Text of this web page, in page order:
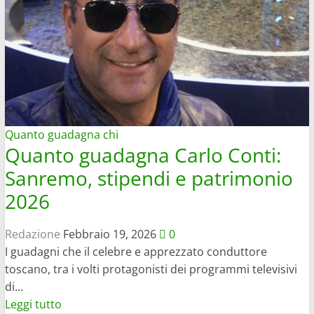
il
lavoro
da
remoto
e
quanto
si
guadagna
davvero
2026
Quanto guadagna chi
Quanto guadagna Carlo Conti:
Sanremo, stipendi e patrimonio
2026
Redazione Febbraio 19, 2026
0
I guadagni che il celebre e apprezzato conduttore
toscano, tra i volti protagonisti dei programmi televisivi
di...
Leggi tuttoLeggi